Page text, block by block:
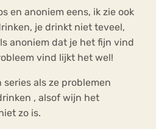
en anoniem eens, ik zie ook
je drinkt niet teveel,
anoniem dat je het fijn vind
vind lijkt het wel!
als ze problemen
, alsof wijn het
zo is.